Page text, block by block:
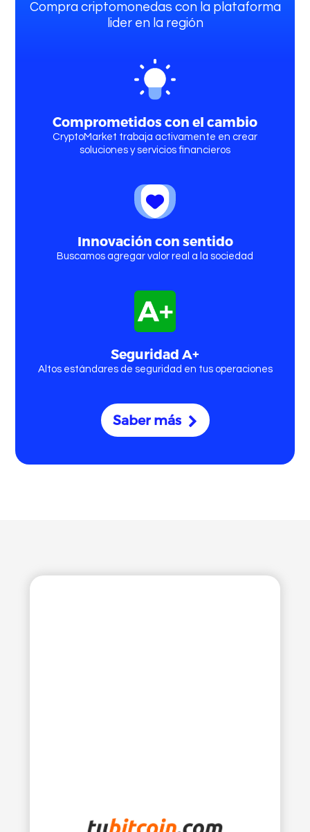
Compra criptomonedas con la plataforma
lider en la región
Comprometidos con el cambio
CryptoMarket trabaja activamente en crear
soluciones y servicios financieros
Innovación con sentido
Buscamos agregar valor real a la sociedad
Seguridad A+
Altos estándares de seguridad en tus operaciones
Saber más